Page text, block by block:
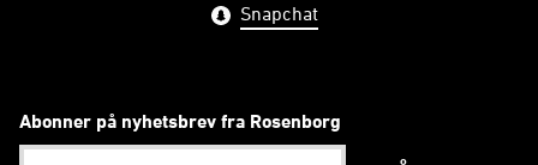
Snapchat
Abonner på nyhetsbrev fra Rosenborg